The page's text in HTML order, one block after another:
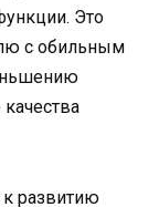
Это
с обильным
развитию